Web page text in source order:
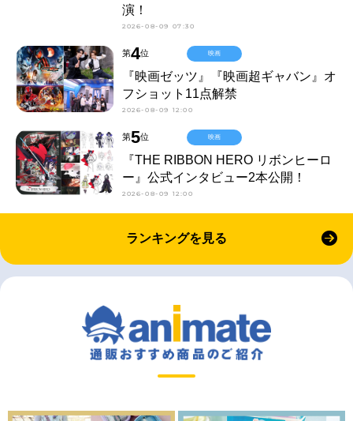
演！
2026-08-09 07:30
第4位
『映画ゼッツ』『映画超ギャバン』オ
フショット11点解禁
2026-08-09 12:00
映画
第5位
『THE RIBBON HERO リボンヒーロ
ー』公式インタビュー2本公開！
2026-08-09 12:00
映画
ランキングを見る